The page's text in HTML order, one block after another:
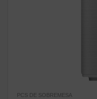
PCS DE SOBREMESA